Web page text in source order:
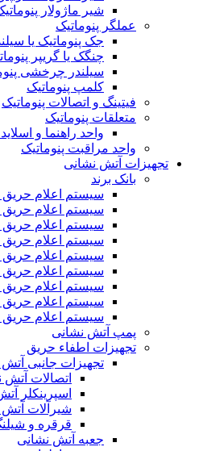
شیر ماژولار
عملگر پنوماتیک
جک پنوماتیک یا
چنگک یا گریپر
سیلندر چرخشی
کلمپ پنوماتیک
فیتینگ و اتصالات پنوماتیک
متعلقات پنوماتیک
واحد راهنما و
واحد مراقبت پنوماتیک
تجهیزات آتش نشانی
بانک برند
سیستم اعلام حریق Apollo
سیستم اعلام حریق FireGuard
سیستم اعلام حریق GST
سیستم اعلام حریق TecnoFire
سیستم اعلام حریق Teletek
سیستم اعلام حریق Unipos
سیستم اعلام حریق Zeta
سیستم اعلام حریق
سیستم اعلام
پمپ آتش نشانی
تجهیزات اطفاء حریق
تجهیزات جانبی
اتصالات آتش
اسپرینکلر
شیرآلات
قرقره و
جعبه آتش نشانی